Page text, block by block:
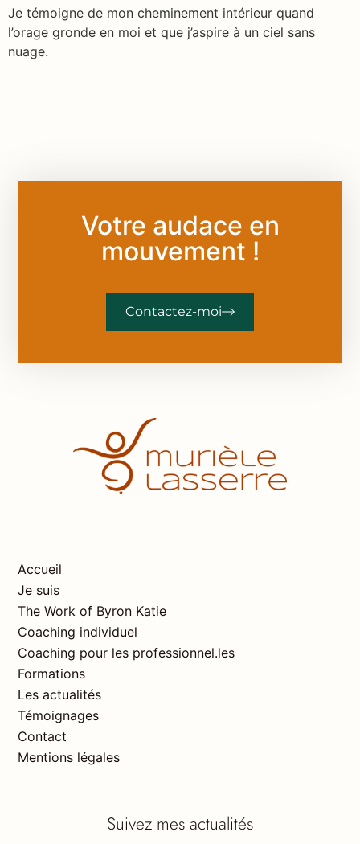
Je témoigne de mon cheminement intérieur quand
l’orage gronde en moi et que j’aspire à un ciel sans
nuage.
Votre audace en
mouvement !
Contactez-moi
Accueil
Je suis
The Work of Byron Katie
Coaching individuel
Coaching pour les professionnel.les
Formations
Les actualités
Témoignages
Contact
Mentions légales
Suivez mes actualités